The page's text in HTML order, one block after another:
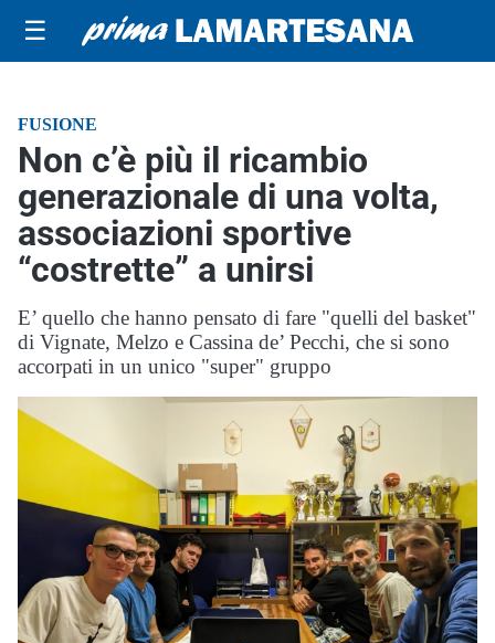
☰
FUSIONE
Non c’è più il ricambio
generazionale di una volta,
associazioni sportive
“costrette” a unirsi
E’ quello che hanno pensato di fare "quelli del basket"
di Vignate, Melzo e Cassina de’ Pecchi, che si sono
accorpati in un unico "super" gruppo